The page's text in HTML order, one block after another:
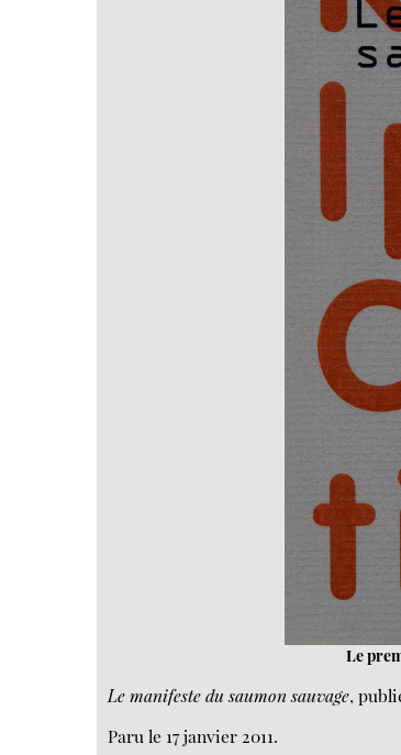
Le
Le manifeste du saumon sauvage,
Paru le 17 janvier 2011.